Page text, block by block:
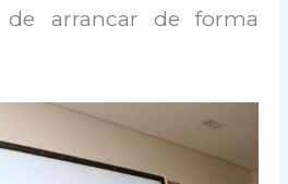
arrancar de forma